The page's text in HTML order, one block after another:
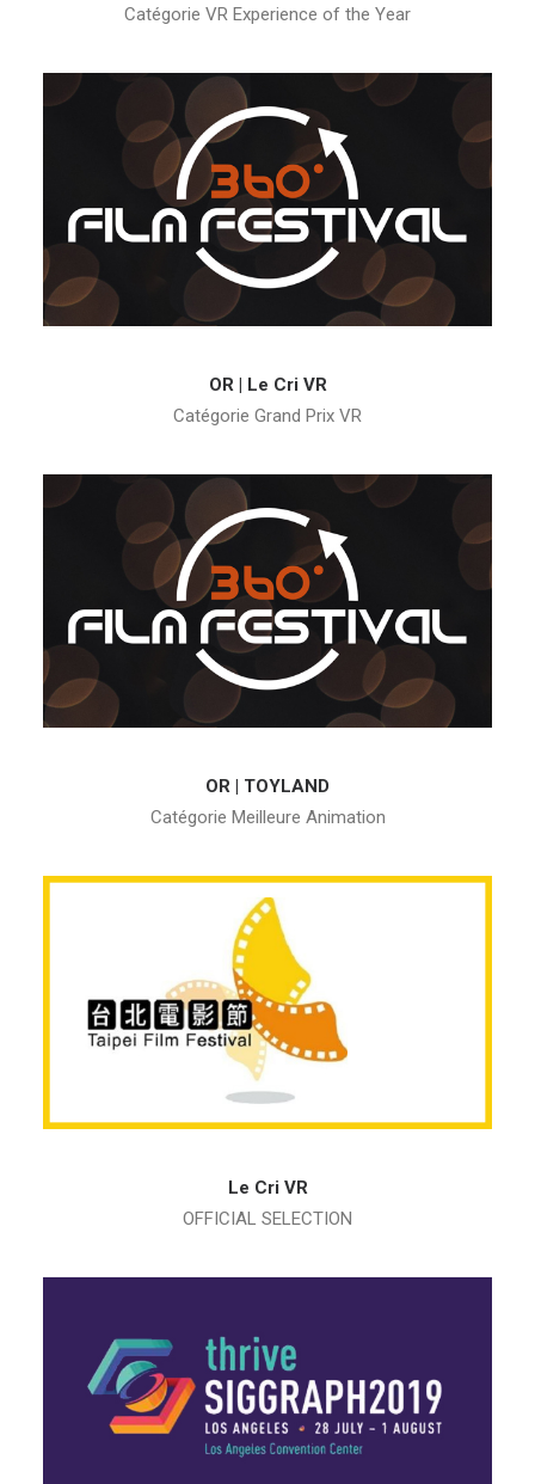
Catégorie VR Experience of the Year
OR | Le Cri VR
Catégorie Grand Prix VR
OR | TOYLAND
Catégorie Meilleure Animation
Le Cri VR
OFFICIAL SELECTION